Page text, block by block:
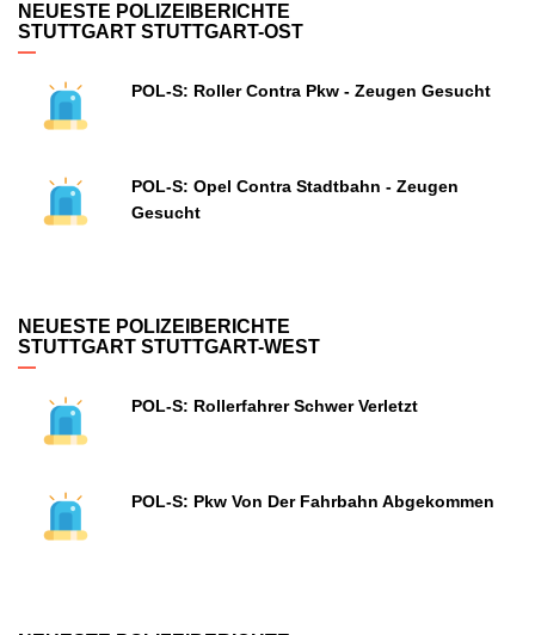
NEUESTE POLIZEIBERICHTE
STUTTGART STUTTGART-OST
POL-S: Roller Contra Pkw - Zeugen Gesucht
POL-S: Opel Contra Stadtbahn - Zeugen
Gesucht
NEUESTE POLIZEIBERICHTE
STUTTGART STUTTGART-WEST
POL-S: Rollerfahrer Schwer Verletzt
POL-S: Pkw Von Der Fahrbahn Abgekommen